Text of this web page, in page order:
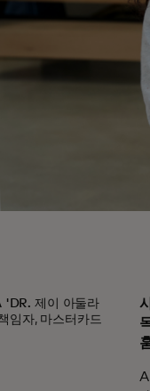
'DR. 제이 아둘라
임자, 마스터카드